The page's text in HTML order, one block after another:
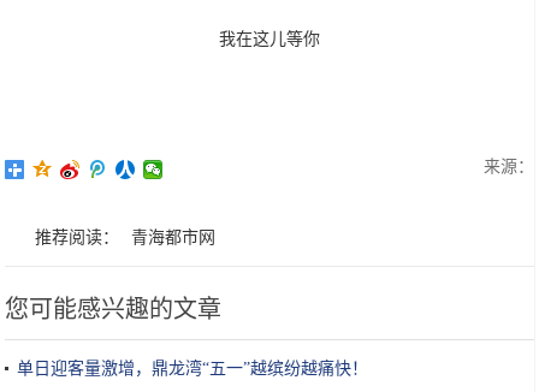
我在这儿等你
来源：
推荐阅读： 青海都市网
您可能感兴趣的文章
单日迎客量激增，鼎龙湾“五一”越缤纷越痛快！